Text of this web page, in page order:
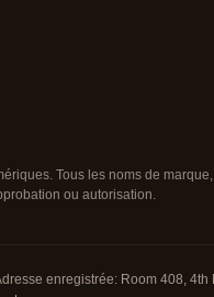
Tous les noms de
ou autorisation.
enregistrée: Room 408,